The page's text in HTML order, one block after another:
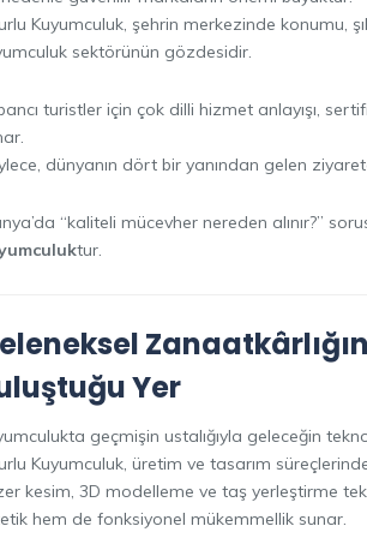
Kuyumculuk, şehrin merkezinde konumu,
sektörünün gözdesidir.
turistler için çok dilli hizmet anlayışı,
dünyanın dört bir yanından gelen
“kaliteli mücevher nereden alınır?”
tur.
Yer
geçmişin ustalığıyla geleceğin
Kuyumculuk, üretim ve tasarım
kesim, 3D modelleme ve taş yerleştirme
hem de fonksiyonel mükemmellik sunar.